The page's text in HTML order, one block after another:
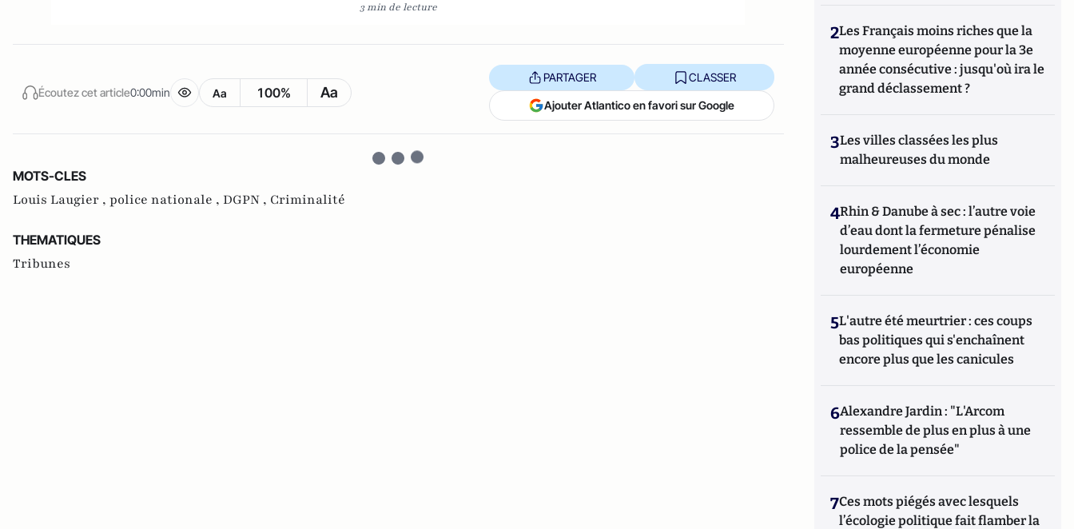
3 min de lecture
Écoutez cet article0:00min Aa 100% Aa
PARTAGER CLASSER
Ajouter Atlantico en favori sur Google
MOTS-CLES
Louis Laugier , police nationale , DGPN , Criminalité
THEMATIQUES
Tribunes
2Les Français moins riches que la
moyenne européenne pour la 3e
année consécutive : jusqu'où ira le
grand déclassement ?
3Les villes classées les plus
malheureuses du monde
4Rhin & Danube à sec : l’autre voie
d’eau dont la fermeture pénalise
lourdement l’économie
européenne
5L'autre été meurtrier : ces coups
bas politiques qui s'enchaînent
encore plus que les canicules
6Alexandre Jardin : "L'Arcom
ressemble de plus en plus à une
police de la pensée"
7Ces mots piégés avec lesquels
l’écologie politique fait flamber la